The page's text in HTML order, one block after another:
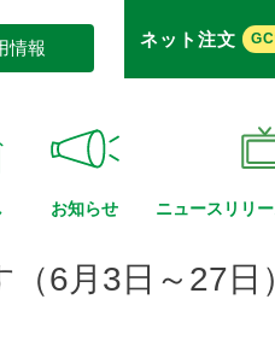
情報
お知らせ ニュースリリー
ネット注文
6月3日～27日